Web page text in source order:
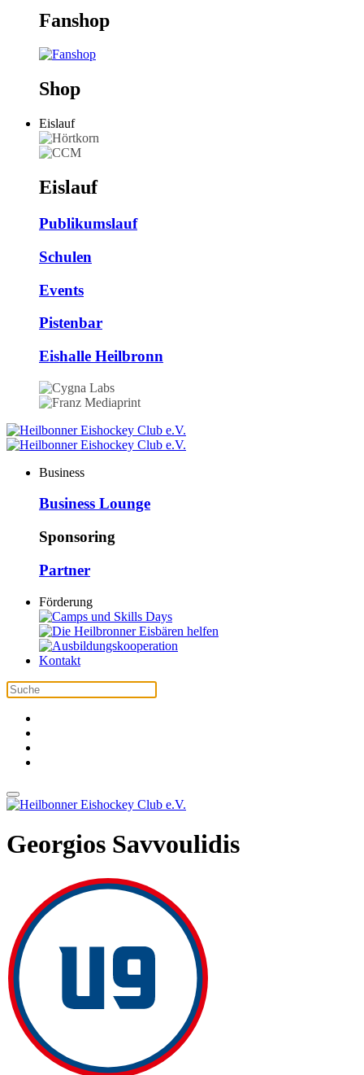
Fanshop
Shop
Eislauf
Eislauf
Publikumslauf
Schulen
Events
Pistenbar
Eishalle Heilbronn
Business
Business Lounge
Sponsoring
Partner
Förderung
Kontakt
Georgios Savvoulidis